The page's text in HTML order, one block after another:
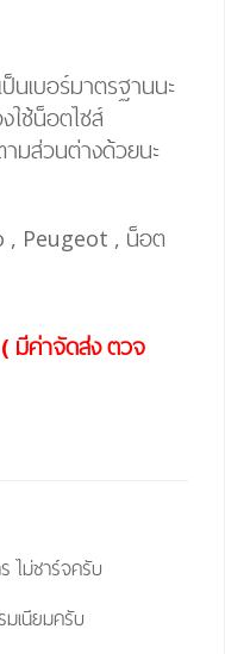
นเบอร์มาตรฐานนะ
ใช้น็อตไซส์
ามส่วนต่างด้วยนะ
, Peugeot , น็อต
มีค่าจัดส่ง ตวจ
ไม่ชาร์จครับ
เนียมครับ